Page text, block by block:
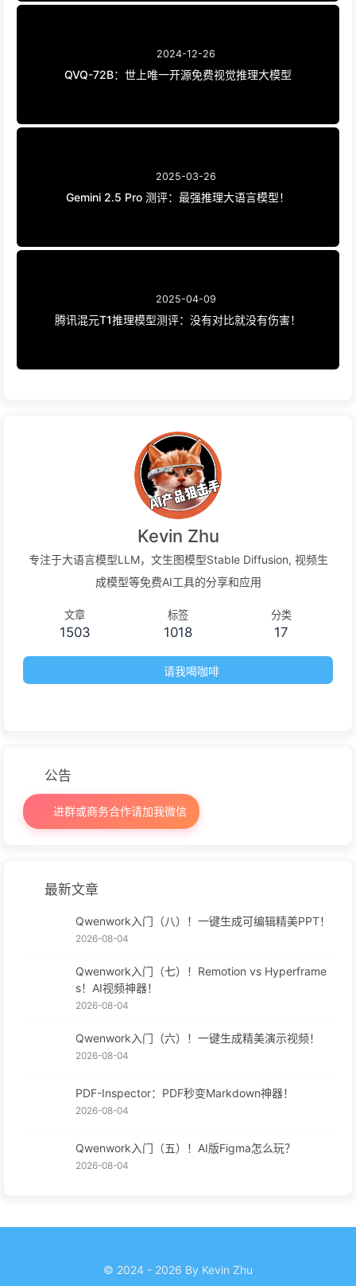
2024-12-26
QVQ-72B：世上唯一开源免费视觉推理大模型
2025-03-26
Gemini 2.5 Pro 测评：最强推理大语言模型！
2025-04-09
腾讯混元T1推理模型测评：没有对比就没有伤害！
Kevin Zhu
专注于大语言模型LLM，文生图模型Stable Diffusion, 视频生
成模型等免费AI工具的分享和应用
文章
1503
标签
1018
分类
17
请我喝咖啡
公告
进群或商务合作请加我微信
最新文章
Qwenwork入门（八）！一键生成可编辑精美PPT！
2026-08-04
Qwenwork入门（七）！Remotion vs Hyperframe
s！AI视频神器！
2026-08-04
Qwenwork入门（六）！一键生成精美演示视频！
2026-08-04
PDF-Inspector：PDF秒变Markdown神器！
2026-08-04
Qwenwork入门（五）！AI版Figma怎么玩？
2026-08-04
© 2024 - 2026 By Kevin Zhu